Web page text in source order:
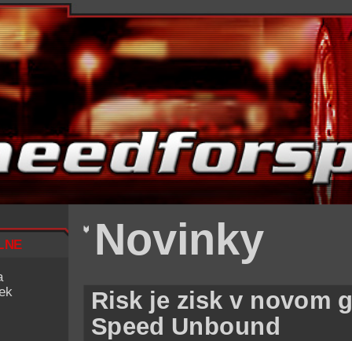
Novinky
Risk je zisk v novom
Speed Unbound